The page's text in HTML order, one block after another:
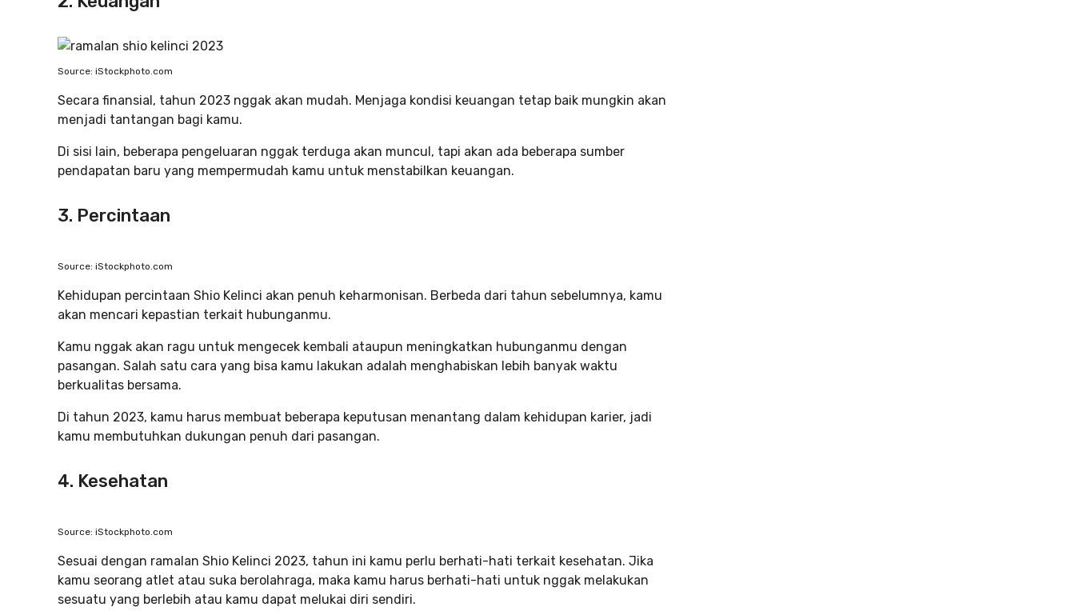
Source: iStockphoto.com
Secara finansial, tahun 2023 nggak akan mudah. Menjaga kondisi keuangan tetap baik mungkin akan
menjadi tantangan bagi kamu.
Di sisi lain, beberapa pengeluaran nggak terduga akan muncul, tapi akan ada beberapa sumber
pendapatan baru yang mempermudah kamu untuk menstabilkan keuangan.
3. Percintaan
Source: iStockphoto.com
Kehidupan percintaan Shio Kelinci akan penuh keharmonisan. Berbeda dari tahun sebelumnya, kamu
akan mencari kepastian terkait hubunganmu.
Kamu nggak akan ragu untuk mengecek kembali ataupun meningkatkan hubunganmu dengan
pasangan. Salah satu cara yang bisa kamu lakukan adalah menghabiskan lebih banyak waktu
berkualitas bersama.
Di tahun 2023, kamu harus membuat beberapa keputusan menantang dalam kehidupan karier, jadi
kamu membutuhkan dukungan penuh dari pasangan.
4. Kesehatan
Source: iStockphoto.com
Sesuai dengan ramalan Shio Kelinci 2023, tahun ini kamu perlu berhati-hati terkait kesehatan. Jika
kamu seorang atlet atau suka berolahraga, maka kamu harus berhati-hati untuk nggak melakukan
sesuatu yang berlebih atau kamu dapat melukai diri sendiri.